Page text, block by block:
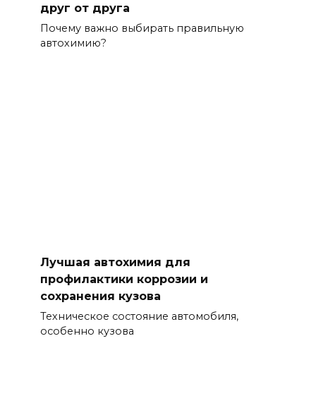
друг от друга
Почему важно выбирать правильную
автохимию?
Лучшая автохимия для
профилактики коррозии и
сохранения кузова
Техническое состояние автомобиля,
особенно кузова